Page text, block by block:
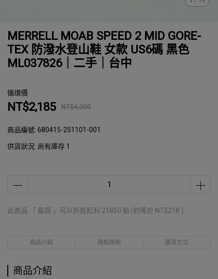
MERRELL MOAB SPEED 2 MID GORE-
TEX 防潑水登山鞋 女款 US6碼 黑色
ML037826｜二手｜台中
循環價
NT$2,185 NT$4,000
商品編號:680415-251101-001
供貨狀況: 尚有庫存 1
此商品 「 最高 」可以折抵紅利 21850 點 (約等於 NT$218 )
商品介紹 規格說明 運送方式
商品介紹